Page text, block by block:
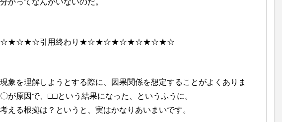
かってなんかいないのだ。
引用終わり★☆★☆★☆★☆★☆★☆
象を理解しようとする際に、因果関係を想定することがよくありま
が原因で、□□という結果になった、というふうに。
える根拠は？というと、実はかなりあいまいです。